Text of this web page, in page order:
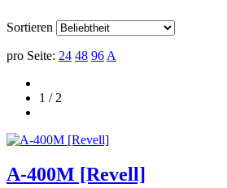
Sortieren
pro Seite: 24 48 96 A
1 / 2
A-400M [Revell]